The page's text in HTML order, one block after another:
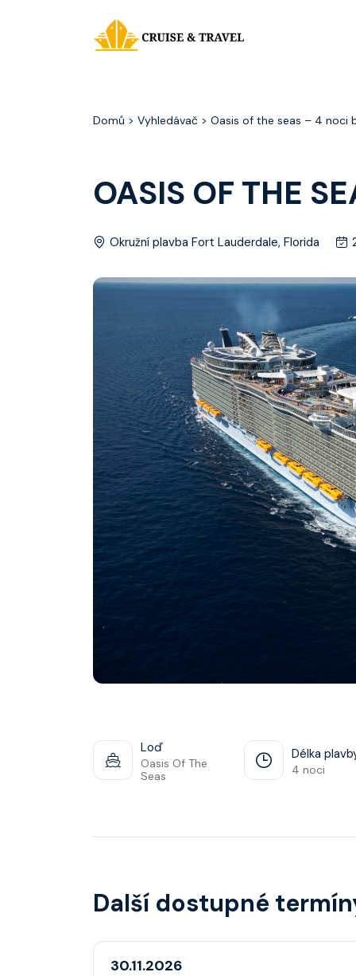
Domů > Vyhledávač > Oasis of the seas – 4
OASIS OF THE
Okružní plavba Fort Lauderdale, Florida
Loď
Oasis Of The
Seas
Délka
4 noci
Další dostupné
30.11.2026